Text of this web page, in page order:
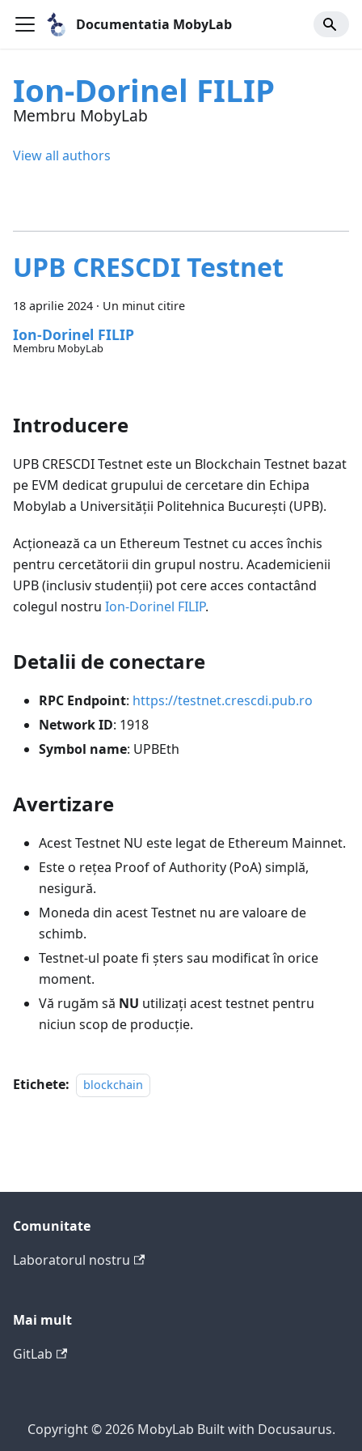
Documentatia MobyLab
Ion-Dorinel FILIP
Membru MobyLab
View all authors
UPB CRESCDI Testnet
18 aprilie 2024 · Un minut citire
Ion-Dorinel FILIP
Membru MobyLab
Introducere
UPB CRESCDI Testnet este un Blockchain Testnet bazat
pe EVM dedicat grupului de cercetare din Echipa
Mobylab a Universității Politehnica București (UPB).
Acționează ca un Ethereum Testnet cu acces închis
pentru cercetătorii din grupul nostru. Academicienii
UPB (inclusiv studenții) pot cere acces contactând
colegul nostru Ion-Dorinel FILIP.
Detalii de conectare
RPC Endpoint: https://testnet.crescdi.pub.ro
Network ID: 1918
Symbol name: UPBEth
Avertizare
Acest Testnet NU este legat de Ethereum Mainnet.
Este o rețea Proof of Authority (PoA) simplă,
nesigură.
Moneda din acest Testnet nu are valoare de
schimb.
Testnet-ul poate fi șters sau modificat în orice
moment.
Vă rugăm să NU utilizați acest testnet pentru
niciun scop de producție.
Etichete: blockchain
Comunitate
Laboratorul nostru
Mai mult
GitLab
Copyright © 2026 MobyLab Built with Docusaurus.